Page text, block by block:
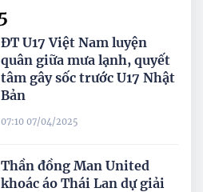
ĐT U17 Việt Nam luyện
quân giữa mưa lạnh, quyết
tâm gây sốc trước U17 Nhật
Bản
07:10 07/04/2025
Thần đồng Man United
khoác áo Thái Lan dự giải